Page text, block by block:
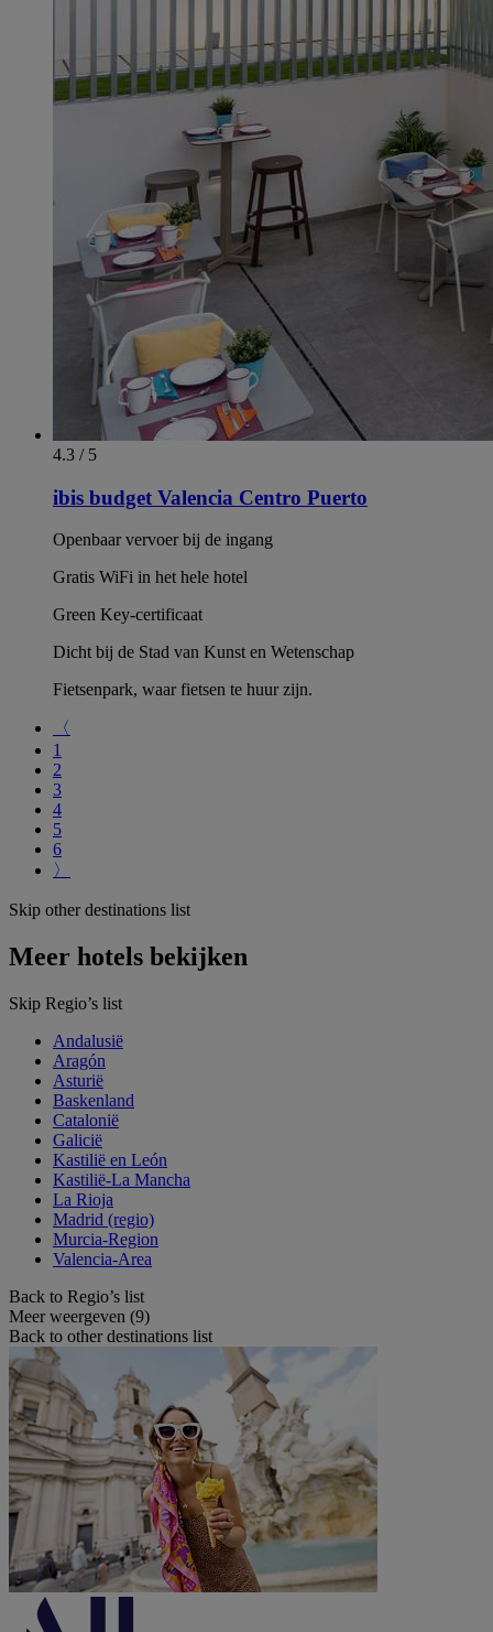
4.3 / 5
ibis budget Valencia Centro Puerto
Openbaar vervoer bij de ingang
Gratis WiFi in het hele hotel
Green Key-certificaat
Dicht bij de Stad van Kunst en Wetenschap
Fietsenpark, waar fietsen te huur zijn.
〈
1
2
3
4
5
6
〉
Skip other destinations list
Meer hotels bekijken
Skip Regio’s list
Andalusië
Aragón
Asturië
Baskenland
Catalonië
Galicië
Kastilië en León
Kastilië-La Mancha
La Rioja
Madrid (regio)
Murcia-Region
Valencia-Area
Back to Regio’s list
Meer weergeven (9)
Back to other destinations list